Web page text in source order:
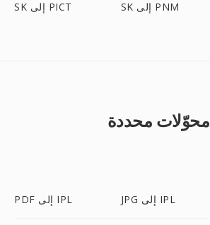
SK إلى PICT SK إلى PNM
محوّلات محددة
PDF إلى IPL JPG إلى IPL